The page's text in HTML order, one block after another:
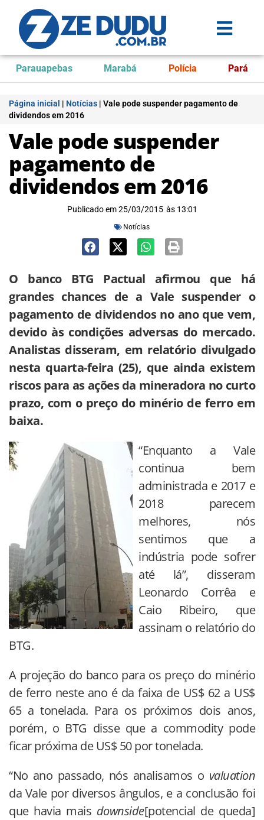
Parauapebas Marabá Polícia Pará
Página inicial | Notícias | Vale pode suspender pagamento de
dividendos em 2016
Vale pode suspender
pagamento de
dividendos em 2016
Publicado em 25/03/2015 às 13:01
Notícias
O banco BTG Pactual afirmou que há
grandes chances de a Vale suspender o
pagamento de dividendos no ano que vem,
devido às condições adversas do mercado.
Analistas disseram, em relatório divulgado
nesta quarta-feira (25), que ainda existem
riscos para as ações da mineradora no curto
prazo, com o preço do minério de ferro em
baixa.
“Enquanto a Vale
continua bem
administrada e 2017 e
2018 parecem
melhores, nós
sentimos que a
indústria pode sofrer
até lá”, disseram
Leonardo Corrêa e
Caio Ribeiro, que
assinam o relatório do
BTG.
A projeção do banco para os preço do minério
de ferro neste ano é da faixa de US$ 62 a US$
65 a tonelada. Para os próximos dois anos,
porém, o BTG disse que a commodity pode
ficar próxima de US$ 50 por tonelada.
“No ano passado, nós analisamos o valuation
da Vale por diversos ângulos, e a conclusão foi
que havia mais downside[potencial de queda]